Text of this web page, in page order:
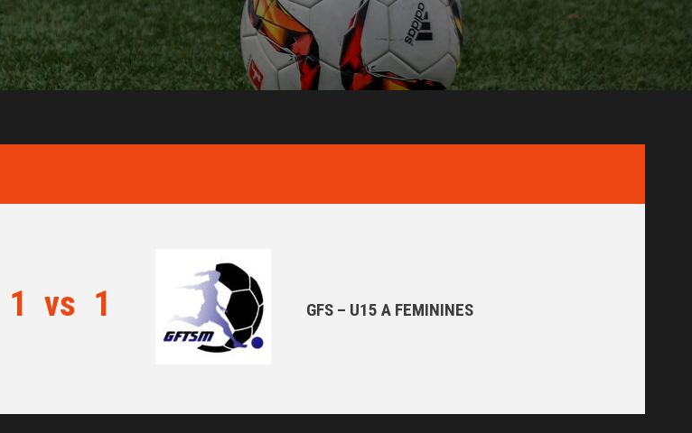
1 vs 1 GFS – U15 A FEMININES